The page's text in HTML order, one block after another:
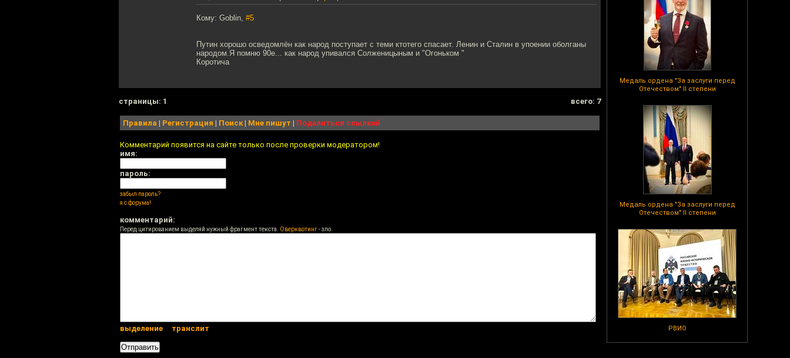
Медаль ордена "За заслуги перед
Отечеством" II степени
Медаль ордена "За заслуги перед
Отечеством" II степени
РВИО
Кому: Goblin, #5
Путин хорошо осведомлëн как народ поступает с теми ктотего спасает. Ленин и Сталин в упоении оболганы
народом.Я помню 90е... как народ упивался Солженицыным и "Огоньком "
Коротича
cтраницы: 1 всего: 7
Правила | Регистрация | Поиск| Мне пишут | Поделиться ссылкой
Комментарий появится на сайте только после проверки модератором!
имя:
пароль:
забыл пароль?
я с форума!
комментарий:
Перед цитированием выделяй нужный фрагмент текста. Оверквотинг- зло.
выделение транслит